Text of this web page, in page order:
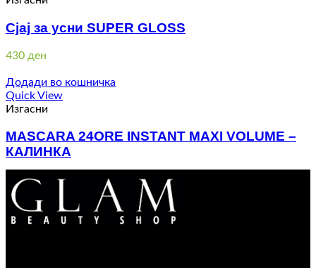
Сјај за усни SUPER GLOSS
430 ден
Додади во кошничка
Quick View
Изгасни
MASCARA 24ORE INSTANT MAXI VOLUME –
КАЛИНКА
650ден